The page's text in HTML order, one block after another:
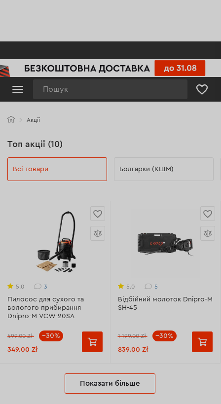
Акції
Акції
Топ акції (10)
Всі товари Болгарки (КШМ)
5.0 3
Пилосос для сухого та
вологого прибирання
Dnipro-M VCW-20SA
349.00 Zł
499.00 Zł --30%
5.0 5
Відбійний молоток Dnipro-M
SH-45
839.00 Zł
1 199.00 Zł --30%
Показати більше